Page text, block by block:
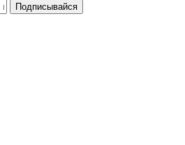
Подписывайся